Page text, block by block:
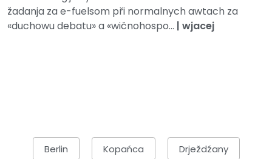
žadanja za e-fuelsom při normalnych awtach za
«duchowu debatu» a «wičnohospo... | wjacej
Berlin Kopańca Drježdźany